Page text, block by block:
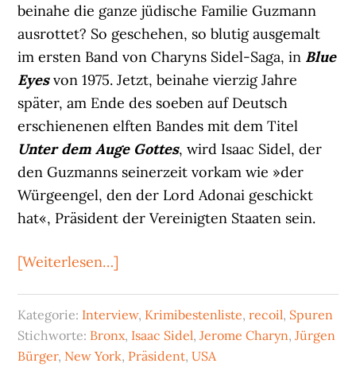
beinahe die ganze jüdische Familie Guzmann
ausrottet? So geschehen, so blutig ausgemalt
im ersten Band von Charyns Sidel-Saga, in Blue
Eyesvon 1975. Jetzt, beinahe vierzig Jahre
später, am Ende des soeben auf Deutsch
erschienenen elften Bandes mit dem Titel
Unter dem Auge Gottes, wird Isaac Sidel, der
den Guzmanns seinerzeit vorkam wie »der
Würgeengel, den der Lord Adonai geschickt
hat«, Präsident der Vereinigten Staaten sein.
[Weiterlesen…]
Jerome
Charyn
2013
Kategorie: Interview, Krimibestenliste,recoil, Spuren
Stichworte: Bronx, Isaac Sidel,Jerome Charyn,Jürgen
Bürger, New York, Präsident,USA